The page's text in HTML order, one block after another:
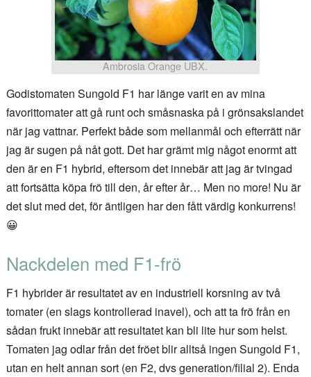
Ambrosia Orange UBX.
Godistomaten Sungold F1 har länge varit en av mina
favorittomater att gå runt och småsnaska på i grönsakslandet
när jag vattnar. Perfekt både som mellanmål och efterrätt när
jag är sugen på nåt gott. Det har grämt mig något enormt att
den är en F1 hybrid, eftersom det innebär att jag är tvingad
att fortsätta köpa frö till den, år efter år… Men no more! Nu är
det slut med det, för äntligen har den fått värdig konkurrens!
😀
Nackdelen med F1-frö
F1 hybrider är resultatet av en industriell korsning av två
tomater (en slags kontrollerad inavel), och att ta frö från en
sådan frukt innebär att resultatet kan bli lite hur som helst.
Tomaten jag odlar från det fröet blir alltså ingen Sungold F1,
utan en helt annan sort (en F2, dvs generation/filial 2). Enda